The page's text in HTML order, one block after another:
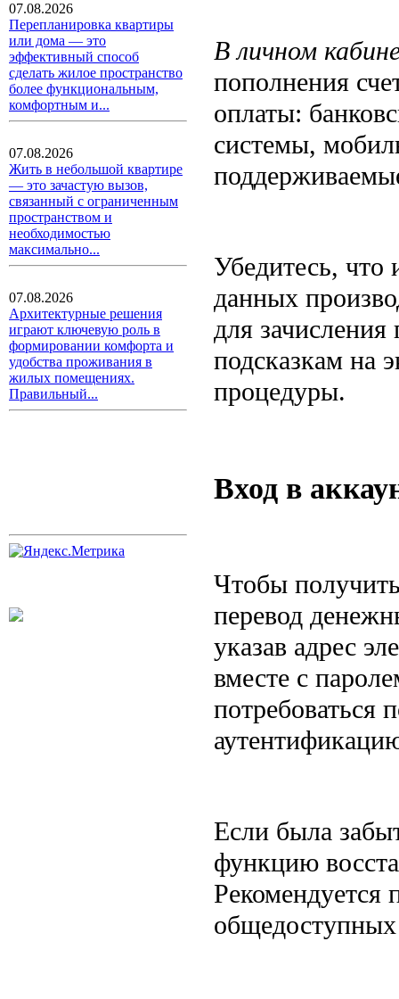
07.08.2026
Перепланировка квартиры
или дома — это
эффективный способ
сделать жилое пространство
более функциональным,
комфортным и...
07.08.2026
Жить в небольшой квартире
— это зачастую вызов,
связанный с ограниченным
пространством и
необходимостью
максимально...
07.08.2026
Архитектурные решения
играют ключевую роль в
формировании комфорта и
удобства проживания в
жилых помещениях.
Правильный...
В личном
пополнения
оплаты:
системы,
Убедитесь, что
данных
для
подсказкам на
процедуры.
Вход в
Чтобы
перевод
указав адрес
вместе с
потребоваться
Если была
функцию
Рекомендуется